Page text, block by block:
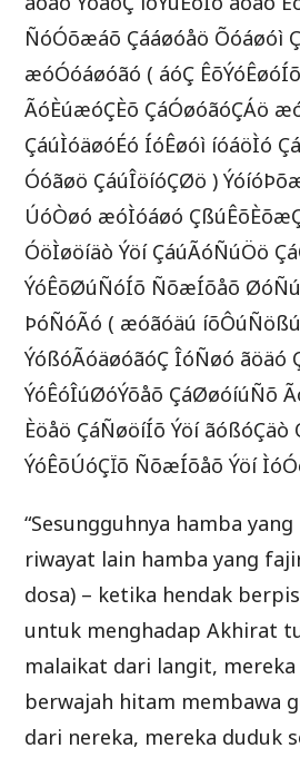
ÑóÓõæáõ Çááøóåö Õóáøóì
æóÓóáøóãó ( áóÇ
ÃóÈúæóÇÈõ ÇáÓøóãóÇÁö
ÇáúÌóäøóÉó ÍóÊøóì íóáöÌó
Óóãøö ÇáúÎöíóÇØö )
ÚóÒøó æóÌóáøó
ÓöÌøöíäò Ýöí ÇáúÃóÑúÖö
ÝóÊõØúÑóÍõ ÑõæÍõåõ
ÞóÑóÃó ( æóãóäú
ÝóßóÃóäøóãóÇ ÎóÑøó ãöäó
ÝóÊóÎúØóÝõåõ ÇáØøóíúÑõ
Èöåö ÇáÑøöíÍõ Ýöí ãóßóÇäò
ÝóÊõÚóÇÏõ ÑõæÍõåõ Ýöí
“Sesungguhnya hamba
riwayat lain hamba yang
dosa) – ketika hendak
untuk menghadap Akhirat
malaikat dari langit,
berwajah hitam membawa
dari nereka, mereka duduk